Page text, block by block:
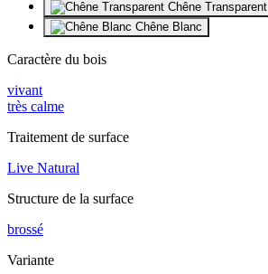
Chêne Transparent
Chêne Blanc
Caractère du bois
vivant
très calme
Traitement de surface
Live Natural
Structure de la surface
brossé
Variante